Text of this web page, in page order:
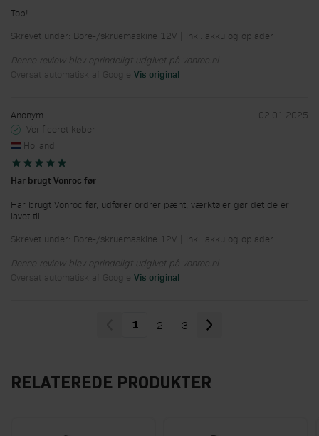
Top!
Skrevet under: Bore-/skruemaskine 12V | Inkl. akku og oplader
Denne review blev oprindeligt udgivet på vonroc.nl
Oversat automatisk af Google Vis original
Anonym
Verificeret køber
Holland
02.01.2025
Har brugt Vonroc før
Har brugt Vonroc før, udfører ordrer pænt, værktøjer gør det de er
lavet til.
Skrevet under: Bore-/skruemaskine 12V | Inkl. akku og oplader
Denne review blev oprindeligt udgivet på vonroc.nl
Oversat automatisk af Google Vis original
Du læser i øjeblikket side
1 Side
2 Side
3
RELATEREDE PRODUKTER